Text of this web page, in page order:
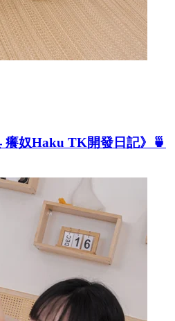
癢奴Haku TK開發日記》🍵